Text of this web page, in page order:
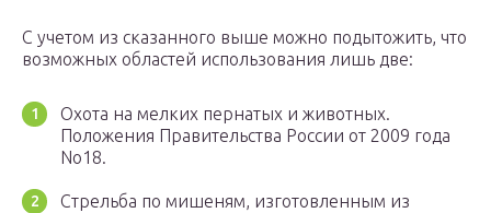
С учетом из сказанного выше можно подытожить, что
возможных областей использования лишь две:
Охота на мелких пернатых и животных.
Положения Правительства России от 2009 года
No18.
Стрельба по мишеням, изготовленным из